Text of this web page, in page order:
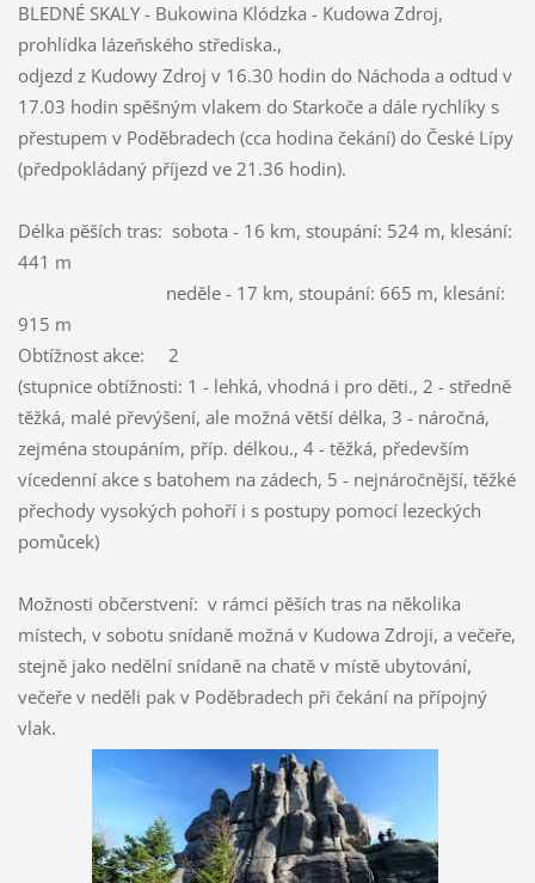
BLEDNÉ SKALY - Bukowina Klódzka - Kudowa Zdroj,
prohlídka lázeňského střediska.,
odjezd z Kudowy Zdroj v 16.30 hodin do Náchoda a odtud v
17.03 hodin spěšným vlakem do Starkoče a dále rychlíky s
přestupem v Poděbradech (cca hodina čekání) do České Lípy
(předpokládaný příjezd ve 21.36 hodin).
Délka pěších tras: sobota - 16 km, stoupání: 524 m, klesání:
441 m
neděle - 17 km, stoupání: 665 m, klesání:
915 m
Obtížnost akce: 2
(stupnice obtížnosti: 1 - lehká, vhodná i pro děti., 2 - středně
těžká, malé převýšení, ale možná větší délka, 3 - náročná,
zejména stoupáním, příp. délkou., 4 - těžká, především
vícedenní akce s batohem na zádech, 5 - nejnáročnější, těžké
přechody vysokých pohoří i s postupy pomocí lezeckých
pomůcek)
Možnosti občerstvení: v rámci pěších tras na několika
místech, v sobotu snídaně možná v Kudowa Zdroji, a večeře,
stejně jako nedělní snídaně na chatě v místě ubytování,
večeře v neděli pak v Poděbradech při čekání na přípojný
vlak.